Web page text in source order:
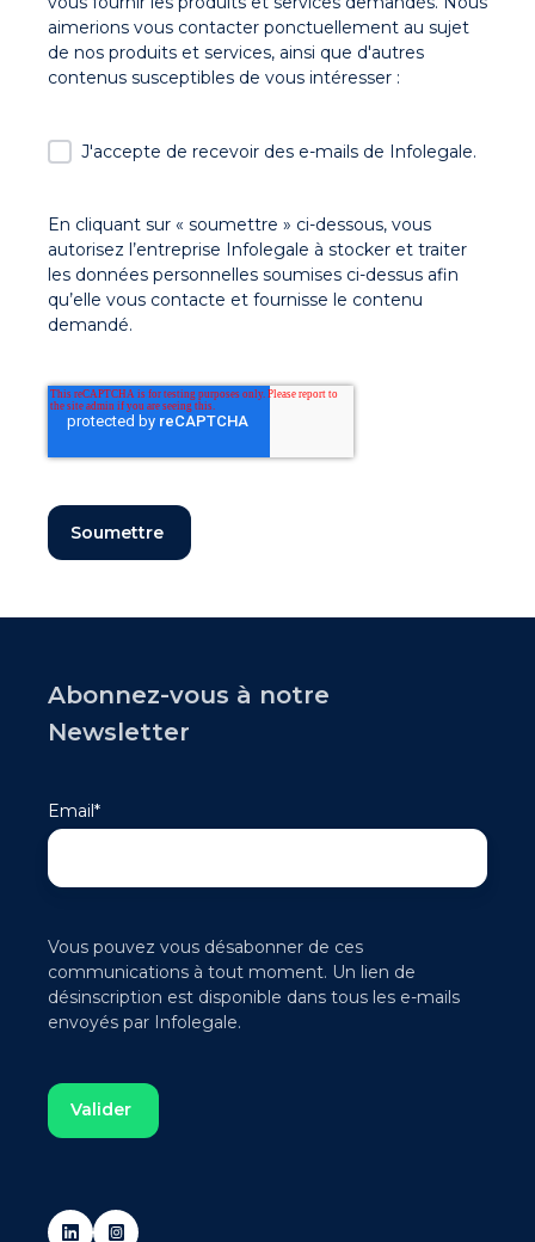
aimerions vous contacter ponctuellement au sujet
de nos produits et services, ainsi que d'autres
contenus susceptibles de vous intéresser :
J'accepte de recevoir des e-mails de Infolegale.
En cliquant sur « soumettre » ci-dessous, vous
autorisez l’entreprise Infolegale à stocker et traiter
les données personnelles soumises ci-dessus afin
qu’elle vous contacte et fournisse le contenu
demandé.
Abonnez-vous à notre
Newsletter
Email*
Vous pouvez vous désabonner de ces
communications à tout moment. Un lien de
désinscription est disponible dans tous les e-mails
envoyés par Infolegale.